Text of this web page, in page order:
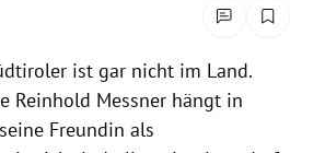
ist gar nicht im Land.
Reinhold Messner hängt in
Freundin als